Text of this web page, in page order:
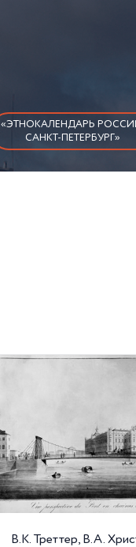
«ЭТНОКАЛЕНДАРЬ
САНКТ-ПЕТЕРБУРГ»
В.К. Треттер, В.А.